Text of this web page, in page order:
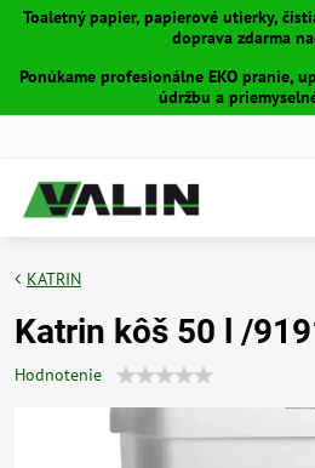
Toaletný papier, papierové utierky,
doprava zdarma
Ponúkame profesionálne EKO pranie,
údržbu a
KATRIN
Katrin kôš 50 l /
Hodnotenie